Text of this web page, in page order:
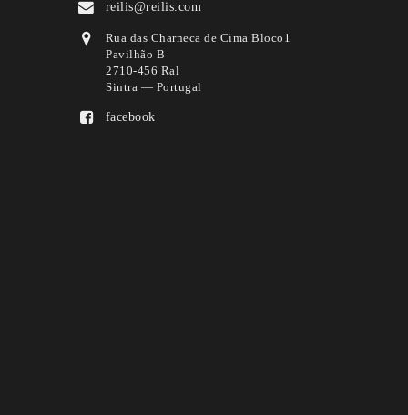
reilis@reilis.com
Rua das Charneca de Cima Bloco1
Pavilhão B
2710-456 Ral
Sintra — Portugal
facebook